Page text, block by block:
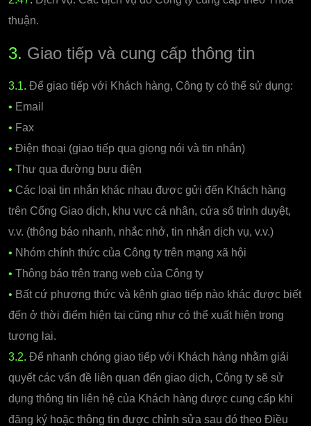
thuận.
3. Giao tiếp và cung cấp thông tin
3.1. Để giao tiếp với Khách hàng, Công ty có thể sử dụng:
• Email
• Fax
• Điện thoại (giao tiếp qua giọng nói và tin nhắn)
• Thư qua đường bưu điện
• Các loại tin nhắn khác nhau được gửi đến Khách hàng
trên Cổng Giao dịch, khu vực cá nhân, cửa sổ trình duyệt,
v.v. (thông báo nhanh, nhắc nhở, tin nhắn dịch vụ, v.v.)
• Nhóm chính thức của Công ty trên mạng xã hội
• Thông báo trên trang web của Công ty
• Bất cứ phương thức và kênh giao tiếp nào khác được biết
đến ở thời điểm hiện tại cũng như có thể xuất hiện trong
tương lai.
3.2. Để nhanh chóng giao tiếp với Khách hàng nhằm giải
quyết các vấn đề liên quan đến giao dịch, Công ty sẽ sử
dụng thông tin liên hệ của Khách hàng được cung cấp khi
đăng ký hoặc thông tin được chỉnh sửa sau đó theo Điều